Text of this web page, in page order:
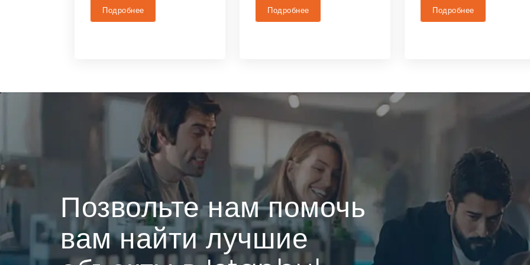
Подробнее Подробнее Подробнее
Позвольте нам помочь
вам найти лучшие